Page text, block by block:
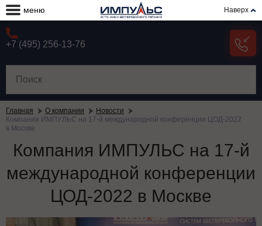
меню Наверх
+7 (495) 256-13-76
Главная О компании
Новости
Компания ИМПУЛЬС на 17-й международной конференции ЦОД-2022
в Москве
Компания ИМПУЛЬС на 17-й
международной конференции
ЦОД-2022 в Москве